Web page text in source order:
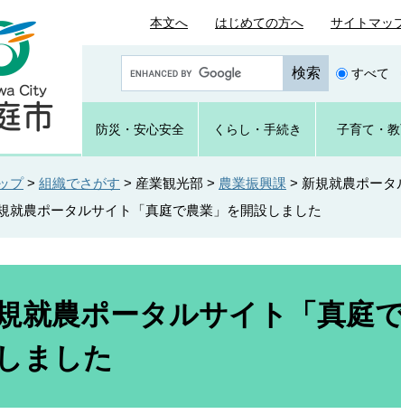
本文へ はじめての方へ サイトマッ
o
e
カ
タ
すべて
防災・ 安心安全 くらし ・手続き 子育て ・
プ > 組織でさがす > 産業観光部 > 農業振興課 > 新規就農ポー
就農ポータルサイト「真庭で農業」を開設しました
就農ポータルサイト「真庭
ました